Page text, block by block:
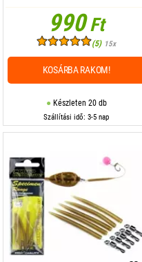
990Ft
(5) 15x
Készleten 20 db
Szállítási idő: 3-5 nap
KOSÁRBA RAKOM!